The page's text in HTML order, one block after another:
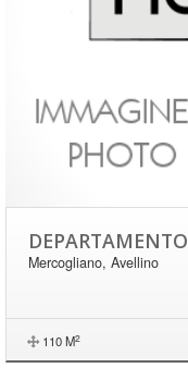
DEPARTAMENTO
Mercogliano, Avellino
110 M2